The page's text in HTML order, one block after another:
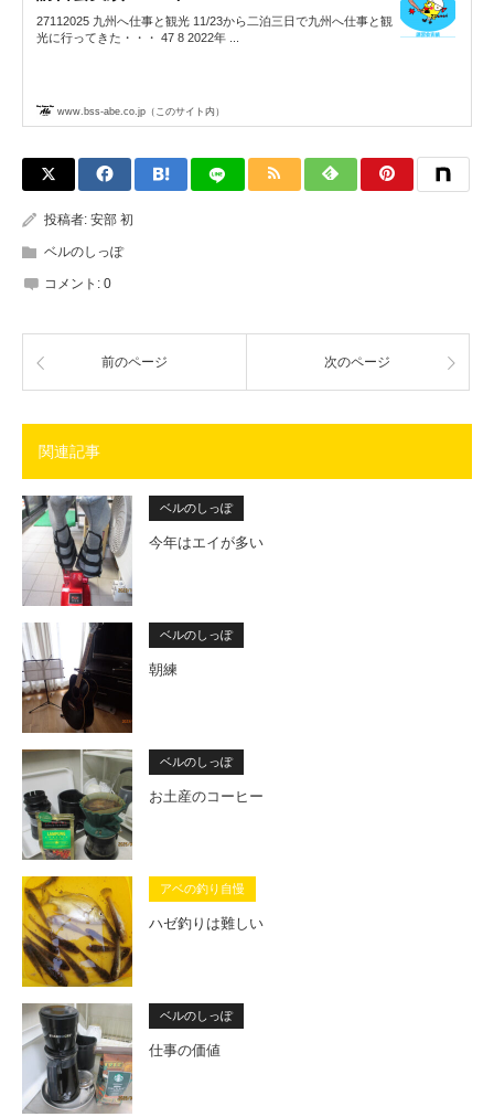
27112025 九州へ仕事と観光 11/23から二泊三日で九州へ仕事と観
光に行ってきた・・・ 47 8 2022年 ...
www.bss-abe.co.jp（このサイト内）
投稿者: 安部 初
ベルのしっぽ
コメント: 0
前のページ 次のページ
関連記事
ベルのしっぽ
今年はエイが多い
ベルのしっぽ
朝練
ベルのしっぽ
お土産のコーヒー
アベの釣り自慢
ハゼ釣りは難しい
ベルのしっぽ
仕事の価値